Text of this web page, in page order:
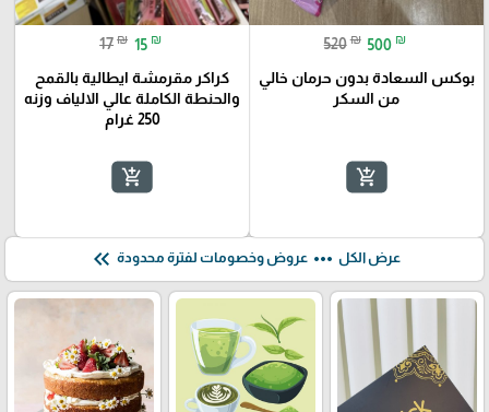
520 ₪ 500 ₪
بوكس السعادة بدون حرمان خالي
من السكر
add_shopping_cart
17 ₪ 15 ₪
كراكر مقرمشة ايطالية بالقمح
والحنطة الكاملة عالي الالياف وزنه
250 غرام
add_shopping_cart
عرض الكل more_horiz عروض وخصومات لفترة محدودة keyboard_double_arrow_left